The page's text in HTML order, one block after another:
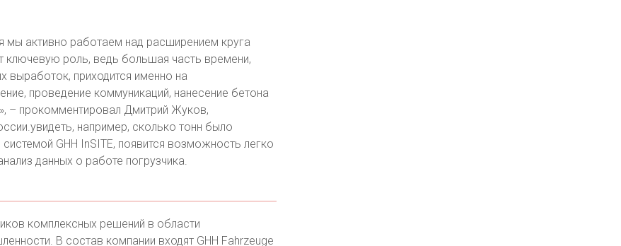
мы активно работаем над расширением круга
ключевую роль, ведь большая часть времени,
выработок, приходится именно на
проведение коммуникаций, нанесение бетона
– прокомментировал Дмитрий Жуков,
например, сколько тонн было
GHH InSITE, появится возможность легко
данных о работе погрузчика.
комплексных решений в области
В состав компании входят GHH Fahrzeuge